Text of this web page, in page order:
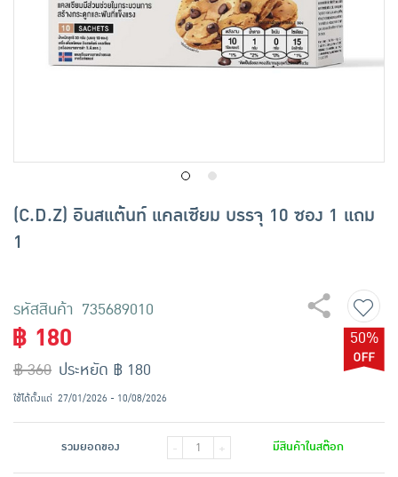
เครื่องปรุงรสและของแห้ง
ขนมขบเคี้ยว และช็อคโกแลต
(C.D.Z) อินสแต้นท์ แคลเซียม บรรจุ 10 ซอง 1 แถม
1
รหัสสินค้า 735689010
฿ 180
฿ 360
50%
ประหยัด ฿ 180
ใช้ได้ตั้งแต่ 27/01/2026 - 10/08/2026
รวมยอดของ - + มีสินค้าในสต๊อก